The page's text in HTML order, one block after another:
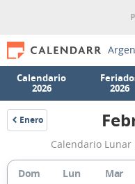
Calendario
2026
2026
Enero
2081
Calendario
Dom Lun Mar